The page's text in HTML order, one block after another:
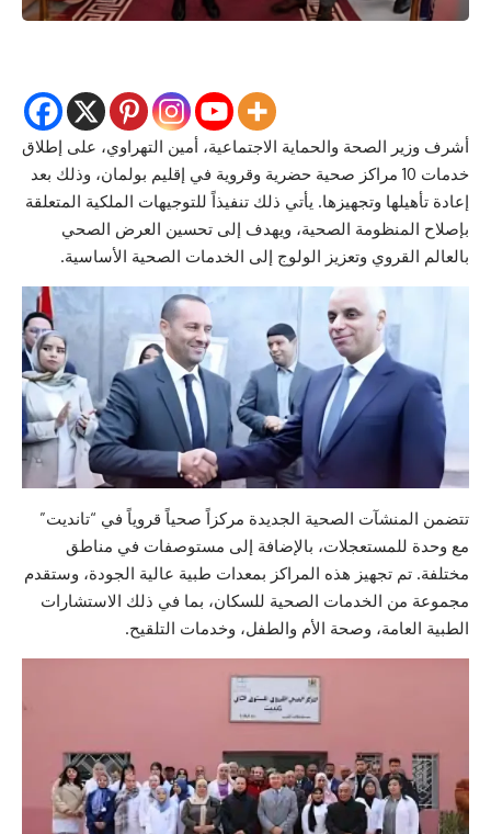
أشرف وزير الصحة والحماية الاجتماعية، أمين التهراوي، على إطلاق
خدمات 10 مراكز صحية حضرية وقروية في إقليم بولمان، وذلك بعد
إعادة تأهيلها وتجهيزها. يأتي ذلك تنفيذاً للتوجيهات الملكية المتعلقة
بإصلاح المنظومة الصحية، ويهدف إلى تحسين العرض الصحي
بالعالم القروي وتعزيز الولوج إلى الخدمات الصحية الأساسية.
تتضمن المنشآت الصحية الجديدة مركزاً صحياً قروياً في “تانديت”
مع وحدة للمستعجلات، بالإضافة إلى مستوصفات في مناطق
مختلفة. تم تجهيز هذه المراكز بمعدات طبية عالية الجودة، وستقدم
مجموعة من الخدمات الصحية للسكان، بما في ذلك الاستشارات
الطبية العامة، وصحة الأم والطفل، وخدمات التلقيح.